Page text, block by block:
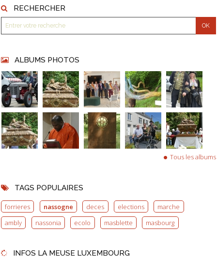
RECHERCHER
ALBUMS PHOTOS
Tous les albums
TAGS POPULAIRES
forrieres nassogne deces elections
marche
ambly
nassonia ecolo masblette masbourg
INFOS LA MEUSE LUXEMBOURG